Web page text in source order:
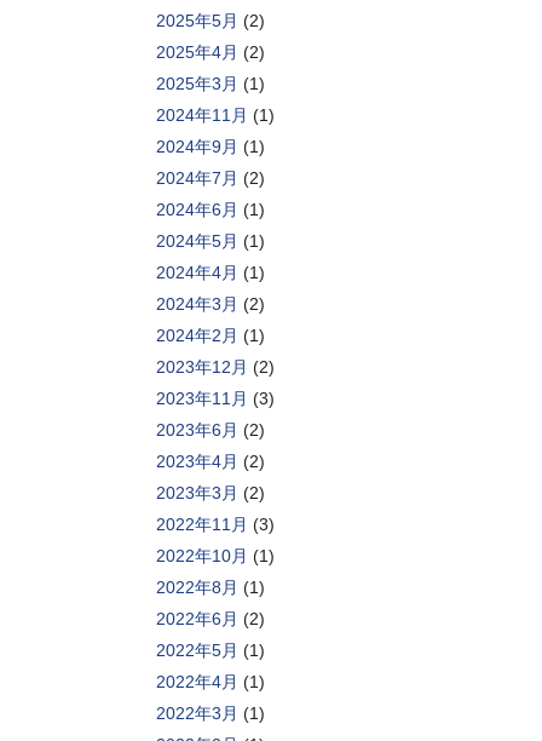
2025年5月 (2)
2025年4月 (2)
2025年3月 (1)
2024年11月 (1)
2024年9月 (1)
2024年7月 (2)
2024年6月 (1)
2024年5月 (1)
2024年4月 (1)
2024年3月 (2)
2024年2月 (1)
2023年12月 (2)
2023年11月 (3)
2023年6月 (2)
2023年4月 (2)
2023年3月 (2)
2022年11月 (3)
2022年10月 (1)
2022年8月 (1)
2022年6月 (2)
2022年5月 (1)
2022年4月 (1)
2022年3月 (1)